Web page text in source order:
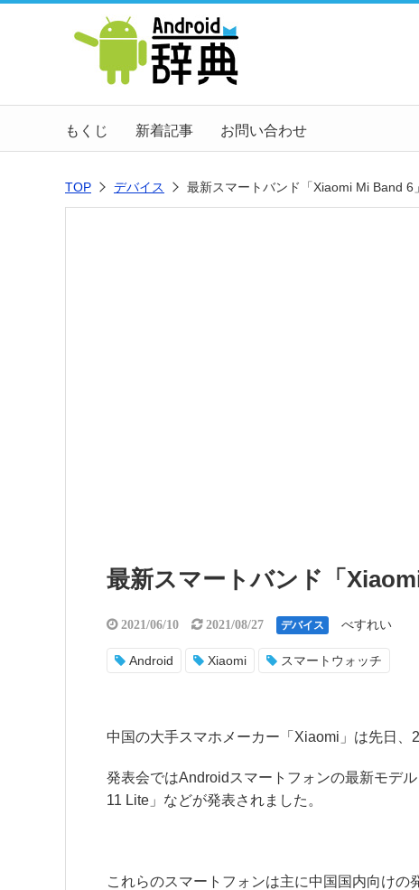
もくじ 新着記事 お問い合わせ
TOP デバイス 最新スマートバンド「Xiaomi Mi Band 6
最新スマートバンド「
2021/06/10 2021/08/27 デバイス べすれい
Android Xiaomi スマートウォッチ
中国の大手スマホメーカー「Xiaomi」は先日、
発表会ではAndroidスマートフォンの最新モデ
11 Lite」などが発表されました。
これらのスマートフォンは主に中国国内向け